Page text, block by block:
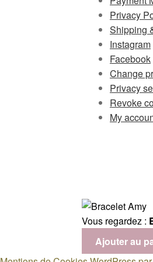
Privacy
Shipping
Instagram
Facebook
Change
Privacy
Revoke
My
Vous regardez :
Ajouter au